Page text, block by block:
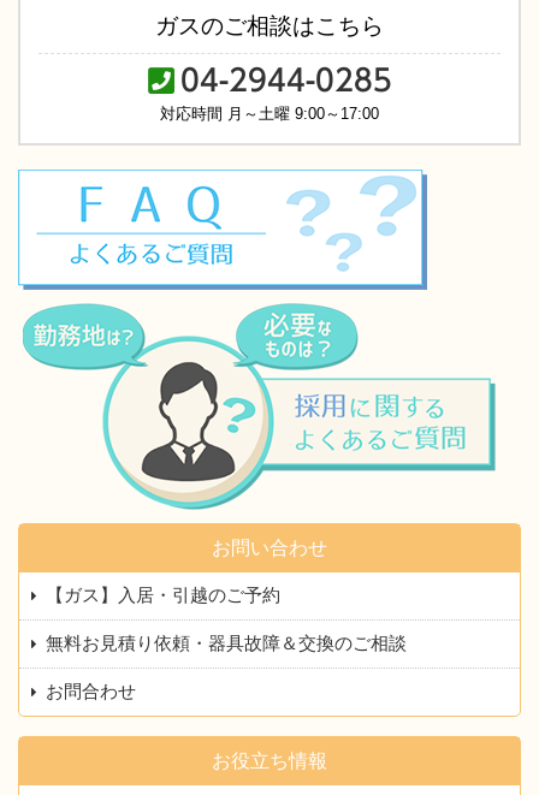
ガスのご相談はこちら
04-2944-0285
対応時間 月～土曜 9:00～17:00
お問い合わせ
【ガス】入居・引越のご予約
無料お見積り依頼・器具故障＆交換のご相談
お問合わせ
お役立ち情報